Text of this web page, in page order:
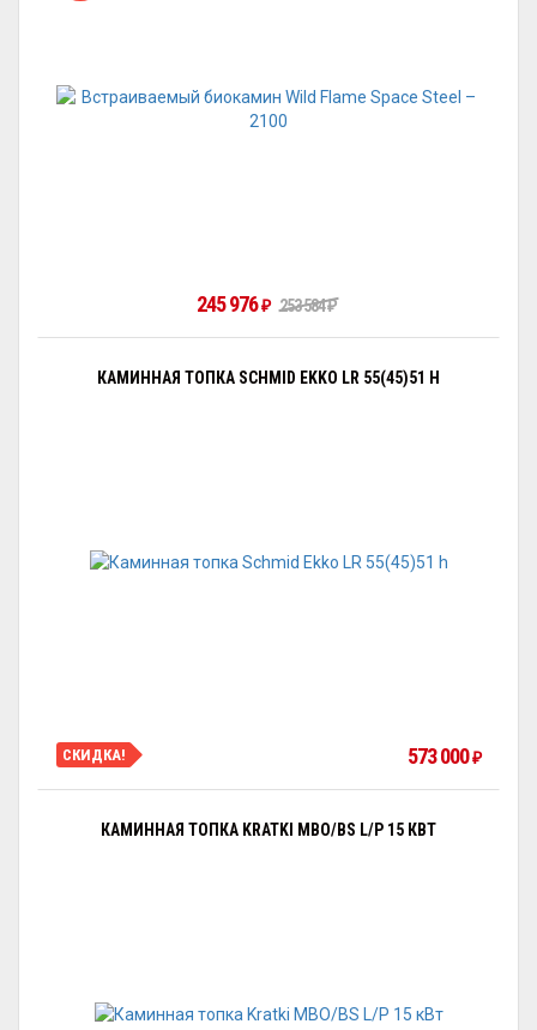
245 976 ₽ 253 584₽
КАМИННАЯ ТОПКА SCHMID EKKO LR 55(45)51 H
СКИДКА! 573 000 ₽
КАМИННАЯ ТОПКА KRATKI MBO/BS L/P 15 КВТ